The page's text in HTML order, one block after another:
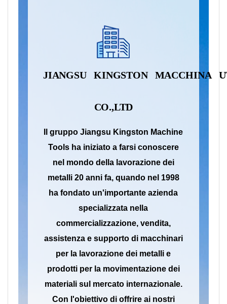
JIANGSU KINGSTON MACCHINA
CO.,LTD
Il gruppo Jiangsu Kingston Machine
Tools ha iniziato a farsi conoscere
nel mondo della lavorazione dei
metalli 20 anni fa, quando nel 1998
ha fondato un'importante azienda
specializzata nella
commercializzazione, vendita,
assistenza e supporto di macchinari
per la lavorazione dei metalli e
prodotti per la movimentazione dei
materiali sul mercato internazionale.
Con l'obiettivo di offrire ai nostri